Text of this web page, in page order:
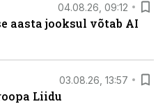
04.08.26, 09:12
aasta jooksul võtab AI
03.08.26, 13:57
Liidu